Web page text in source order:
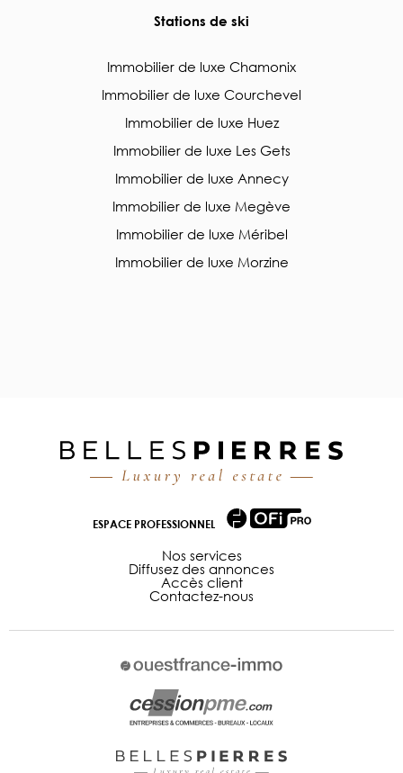
Stations de ski
Immobilier de luxe Chamonix
Immobilier de luxe Courchevel
Immobilier de luxe Huez
Immobilier de luxe Les Gets
Immobilier de luxe Annecy
Immobilier de luxe Megève
Immobilier de luxe Méribel
Immobilier de luxe Morzine
ESPACE PROFESSIONNEL
Nos services
Diffusez des annonces
Accès client
Contactez-nous